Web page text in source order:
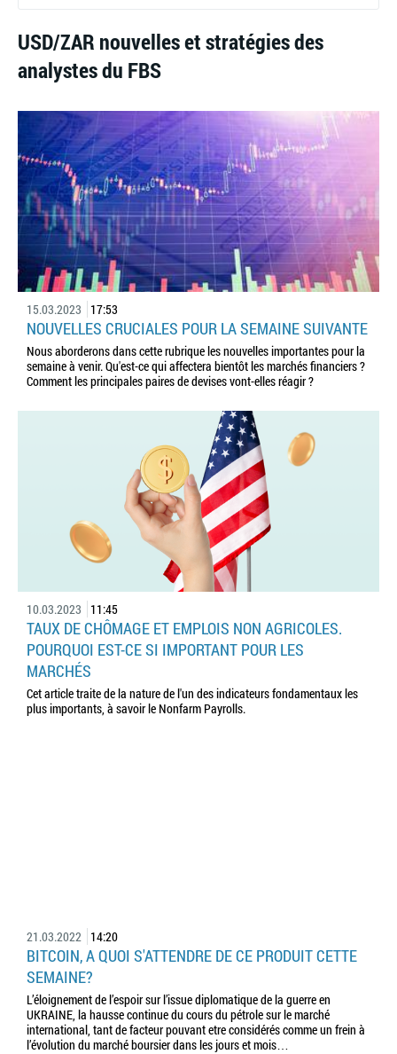
USD/ZAR nouvelles et stratégies des
analystes du FBS
15.03.2023 17:53
NOUVELLES CRUCIALES POUR LA SEMAINE SUIVANTE
Nous aborderons dans cette rubrique les nouvelles importantes pour la
semaine à venir. Qu'est-ce qui affectera bientôt les marchés financiers ?
Comment les principales paires de devises vont-elles réagir ?
10.03.2023 11:45
TAUX DE CHÔMAGE ET EMPLOIS NON AGRICOLES.
POURQUOI EST-CE SI IMPORTANT POUR LES
MARCHÉS
Cet article traite de la nature de l'un des indicateurs fondamentaux les
plus importants, à savoir le Nonfarm Payrolls.
21.03.2022 14:20
BITCOIN, A QUOI S'ATTENDRE DE CE PRODUIT CETTE
SEMAINE?
L’éloignement de l’espoir sur l’issue diplomatique de la guerre en
UKRAINE, la hausse continue du cours du pétrole sur le marché
international, tant de facteur pouvant etre considérés comme un frein à
l’évolution du marché boursier dans les jours et mois…